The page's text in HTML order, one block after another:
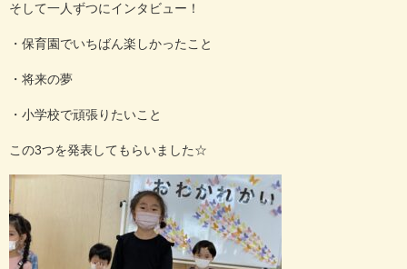
そして一人ずつにインタビュー！
・保育園でいちばん楽しかったこと
・将来の夢
・小学校で頑張りたいこと
この3つを発表してもらいました☆